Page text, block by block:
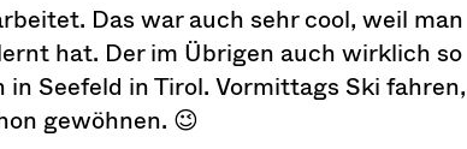
Das war auch sehr cool, weil man
hat. Der im Übrigen auch wirklich so
Seefeld in Tirol. Vormittags Ski fahren,
gewöhnen. 😉